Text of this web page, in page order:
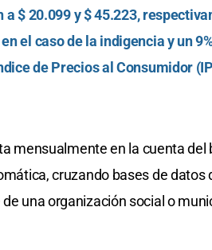
$ 20.099 y $ 45.223,
el caso de la indigencia y un
de Precios al Consumidor
mensualmente en la cuenta del
cruzando bases de datos
una organización social o